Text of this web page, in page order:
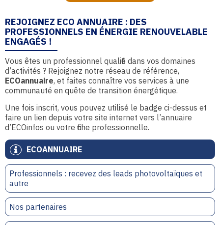
ECOANNUAIRE
Professionnels : recevez des leads photovoltaïques et
autre
Nos partenaires
REJOIGNEZ ECO ANNUAIRE : DES
PROFESSIONNELS EN ÉNERGIE RENOUVELABLE
ENGAGÉS !
Vous êtes un professionnel qualifié dans vos domaines
d’activités ? Rejoignez notre réseau de référence,
ECOannuaire, et faites connaître vos services à une
communauté en quête de transition énergétique.
Une fois inscrit, vous pouvez utilisé le badge ci-dessus et
faire un lien depuis votre site internet vers l’annuaire
d’ECOinfos ou votre fiche professionnelle.